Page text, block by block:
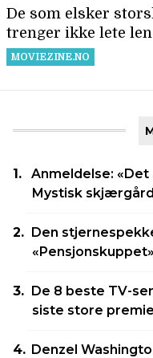
Anmeldelse:
Mystisk
Den
De 8 beste TV-
siste store
Denzel